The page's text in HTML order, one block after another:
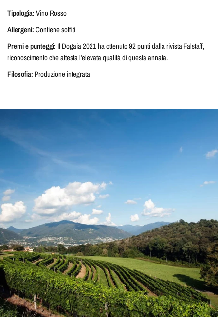
Tipologia:Vino Rosso
Allergeni:Contiene solfiti
Premi e punteggi: Il Dogaia 2021 ha ottenuto 92 punti dalla rivista Falstaff,
riconoscimento che attesta l'elevata qualità di questa annata.
Filosofia: Produzione integrata